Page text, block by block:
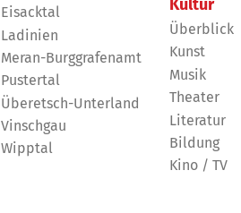
Eisacktal
Ladinien
Meran-Burggrafenamt
Pustertal
Überetsch-Unterland
Vinschgau
Wipptal
Kultur
Überblick
Kunst
Musik
Theater
Literatur
Bildung
Kino / TV